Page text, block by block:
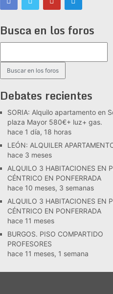
Busca en los foros
Debates recientes
SORIA: Alquilo apartamento en
plaza Mayor 580€+ luz+ gas.
hace 1 día, 18 horas
LEÓN: ALQUILER
hace 3 meses
ALQUILO 3 HABITACIONES EN
CÉNTRICO EN PONFERRADA
hace 10 meses, 3 semanas
ALQUILO 3 HABITACIONES EN
CÉNTRICO EN PONFERRADA
hace 11 meses
BURGOS. PISO COMPARTIDO
PROFESORES
hace 11 meses, 1 semana